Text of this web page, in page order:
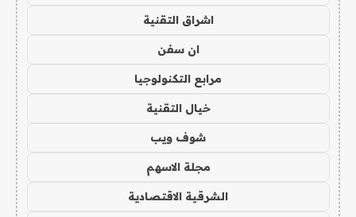
اشراق التقنية
ان سفن
مرابع التكنولوجيا
خيال التقنية
شوف ويب
مجلة الاسهم
الشرقية الاقتصادية